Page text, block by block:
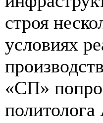
строя
условиях
«СП»